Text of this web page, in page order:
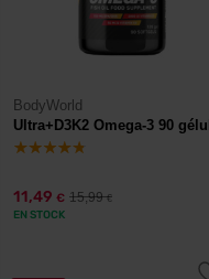
BodyWorld
Ultra+D3K2 Omega-3 90
11,49 € 15,99€
EN STOCK